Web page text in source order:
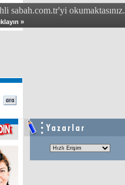
sabah.com.tr'yi okumaktasınız.
»